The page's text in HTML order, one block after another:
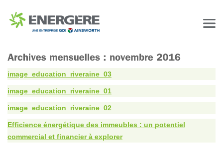
image_education_riveraine_03
image_education_riveraine_01
image_education_riveraine_02
Efficience énergétique des immeubles : un potentiel
commercial et financier à explorer